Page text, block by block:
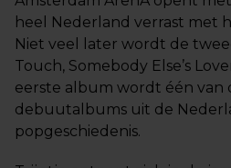
heel Nederland verrast met
Niet veel later wordt de
Touch, Somebody Else’s
eerste album wordt één van
debuutalbums uit de
popgeschiedenis.